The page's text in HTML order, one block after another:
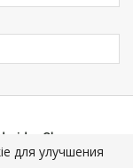
Chrome
для улучшения